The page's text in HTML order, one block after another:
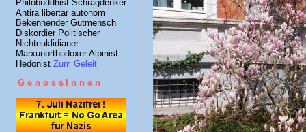
Philobuddhist Schrägdenker
Antira libertär autonom
Bekennender Gutmensch
Diskordier Politischer
Nichteuklidianer
Marxunorthodoxer Alpinist
Hedonist Zum Geleit
GenossInnen